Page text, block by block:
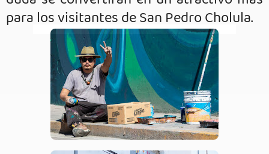
para los visitantes de San Pedro Cholula.